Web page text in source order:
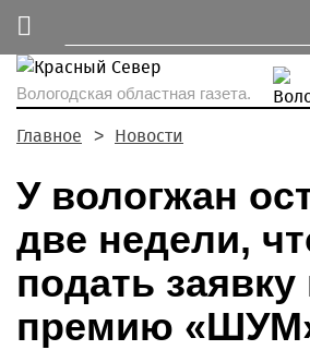
Вологодская областная газета.
Главное Новости
У вологжан
две недели,
подать заявку
премию